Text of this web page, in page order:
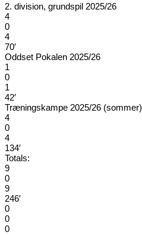
2. division, grundspil 2025/26
4
0
4
70′
Oddset Pokalen 2025/26
1
0
1
42′
Træningskampe 2025/26 (sommer)
4
0
4
134′
Totals:
9
0
9
246′
0
0
0